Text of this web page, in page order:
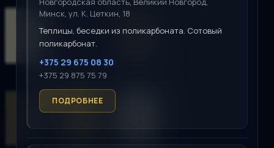
Минск, ул. К. Цеткин, 18
Теплицы, беседки из поликарбоната. Сотовый
поликарбонат.
+375 29 675 08 30
+375 29 875 75 79